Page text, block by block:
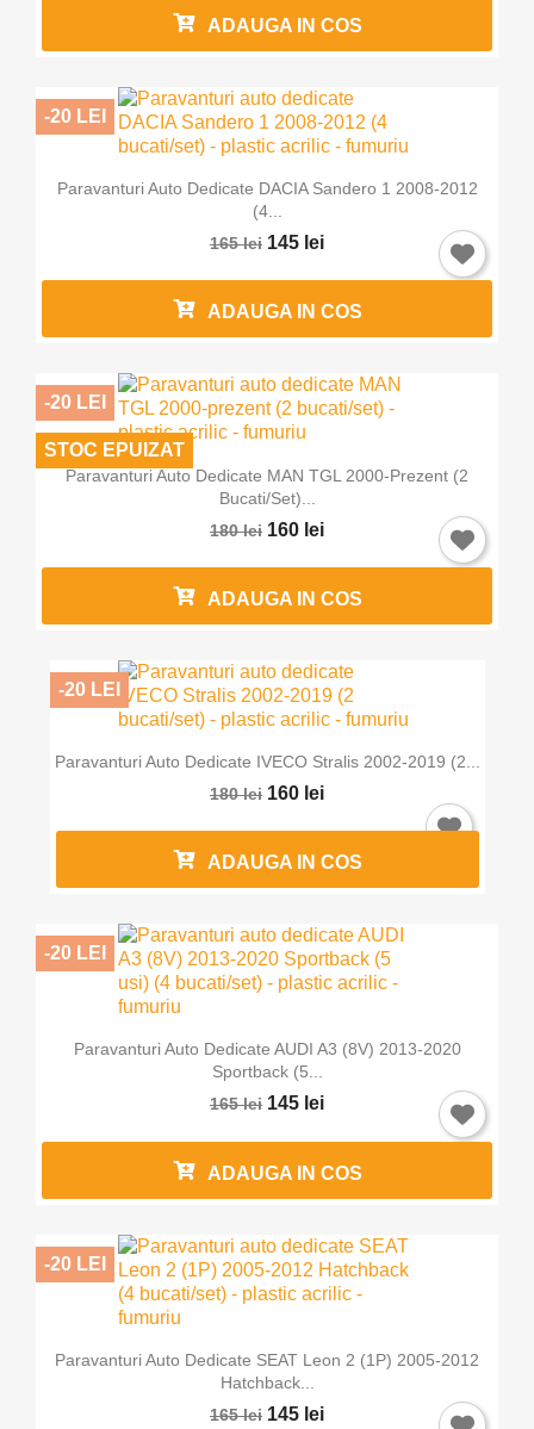
ADAUGA IN COS
Paravanturi Auto Dedicate DACIA Sandero 1 2008-2012
(4...
165 lei 145 lei
-20 LEI
ADAUGA IN COS
Paravanturi Auto Dedicate MAN TGL 2000-Prezent (2
Bucati/set)...
180 lei 160 lei
-20 LEI
STOC EPUIZAT
ADAUGA IN COS
Paravanturi Auto Dedicate IVECO Stralis 2002-2019 (2...
180 lei 160 lei
-20 LEI
ADAUGA IN COS
Paravanturi Auto Dedicate AUDI A3 (8V) 2013-2020
Sportback (5...
165 lei 145 lei
-20 LEI
ADAUGA IN COS
Paravanturi Auto Dedicate SEAT Leon 2 (1P) 2005-2012
Hatchback...
165 lei 145 lei
-20 LEI